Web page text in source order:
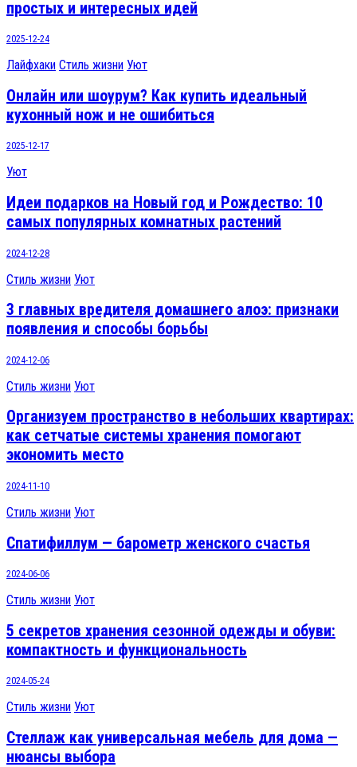
простых и интересных идей
2025-12-24
Лайфхаки Стиль жизни Уют
Онлайн или шоурум? Как купить идеальный
кухонный нож и не ошибиться
2025-12-17
Уют
Идеи подарков на Новый год и Рождество: 10
самых популярных комнатных растений
2024-12-28
Стиль жизни Уют
3 главных вредителя домашнего алоэ: признаки
появления и способы борьбы
2024-12-06
Стиль жизни Уют
Организуем пространство в небольших квартирах:
как сетчатые системы хранения помогают
экономить место
2024-11-10
Стиль жизни Уют
Спатифиллум — барометр женского счастья
2024-06-06
Стиль жизни Уют
5 секретов хранения сезонной одежды и обуви:
компактность и функциональность
2024-05-24
Стиль жизни Уют
Стеллаж как универсальная мебель для дома —
нюансы выбора